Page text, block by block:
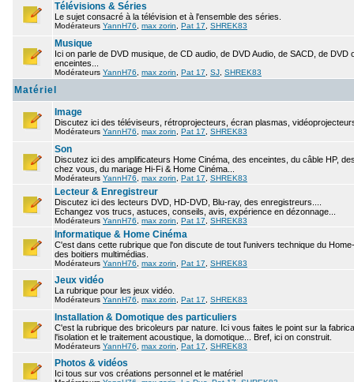
Télévisions & Séries
Le sujet consacré à la télévision et à l'ensemble des séries.
Modérateurs YannH76 max zorin Pat 17 SHREK83
Musique
Ici on parle de DVD musique, de CD audio, de DVD Audio, de SACD, de
enceintes...
Modérateurs YannH76 max zorin Pat 17 SJ SHREK83
Matériel
Image
Discutez ici des téléviseurs, rétroprojecteurs, écran plasmas,
Modérateurs YannH76 max zorin Pat 17 SHREK83
Son
Discutez ici des amplificateurs Home Cinéma, des enceintes, du câble HP,
chez vous, du mariage Hi-Fi & Home Cinéma...
Modérateurs YannH76 max zorin Pat 17 SHREK83
Lecteur & Enregistreur
Discutez ici des lecteurs DVD, HD-DVD, Blu-ray, des enregistreurs....
Echangez vos trucs, astuces, conseils, avis, expérience en dézonnage...
Modérateurs YannH76 max zorin Pat 17 SHREK83
Informatique & Home Cinéma
C'est dans cette rubrique que l'on discute de tout l'univers technique du
des boitiers multimédias.
Modérateurs YannH76 max zorin Pat 17 SHREK83
Jeux vidéo
La rubrique pour les jeux vidéo.
Modérateurs YannH76 max zorin Pat 17 SHREK83
Installation & Domotique des particuliers
C'est la rubrique des bricoleurs par nature. Ici vous faites le point sur la
l'isolation et le traitement acoustique, la domotique... Bref, ici on construit.
Modérateurs YannH76 max zorin Pat 17 SHREK83
Photos & vidéos
Ici tous sur vos créations personnel et le matériel